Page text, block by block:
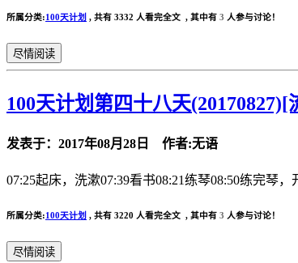
所属分类:100天计划 , 共有 3332 人看完全文 , 其中有 3 人参与讨论！
尽情阅读
100天计划第四十八天
发表于：2017年08月28日 作者:无语
07:25起床，洗漱07:39看书08:21练琴08:50练完琴
所属分类:100天计划 , 共有 3220 人看完全文 , 其中有 3 人参与讨论！
尽情阅读